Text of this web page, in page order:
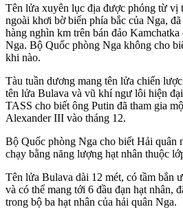
Tên lửa xuyên lục địa được phóng từ
ngoài khơi bờ biển phía bắc của Nga,
hàng nghìn km trên bán đảo
Nga. Bộ Quốc phòng Nga không cho
khi nào.
Tàu tuần dương mang tên lửa chiến
tên lửa Bulava và vũ khí ngư lôi hiện
TASS cho biết ông Putin đã tham gia
Alexander III vào tháng 12.
Bộ Quốc phòng Nga cho biết Hải quân
chạy bằng năng lượng hạt nhân thuộc
Tên lửa Bulava dài 12 mét, có tầm bắn
và có thể mang tới 6 đầu đạn hạt nhân,
trong bộ ba hạt nhân của hải quân Nga.